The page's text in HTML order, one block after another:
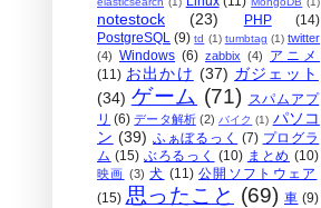
notestock (23) PHP
(14)
PostgreSQL (9) td (1) tumbtag (1) twitter
(4) Windows (6) zabbix (4)
アニメ
(11) お出かけ (37) ガジェット
(34) ゲーム (71) スパムアプ
リ (6) データ解析 (2) バイク (1) パソコ
ン (39) ふぁぼるっく (7) プログラ
ム (15) ぶろるっく (10) まとめ (10)
映画 (3) 犬 (11) 公開ソフトウェア
(15) 思ったこと (69) 車 (9)